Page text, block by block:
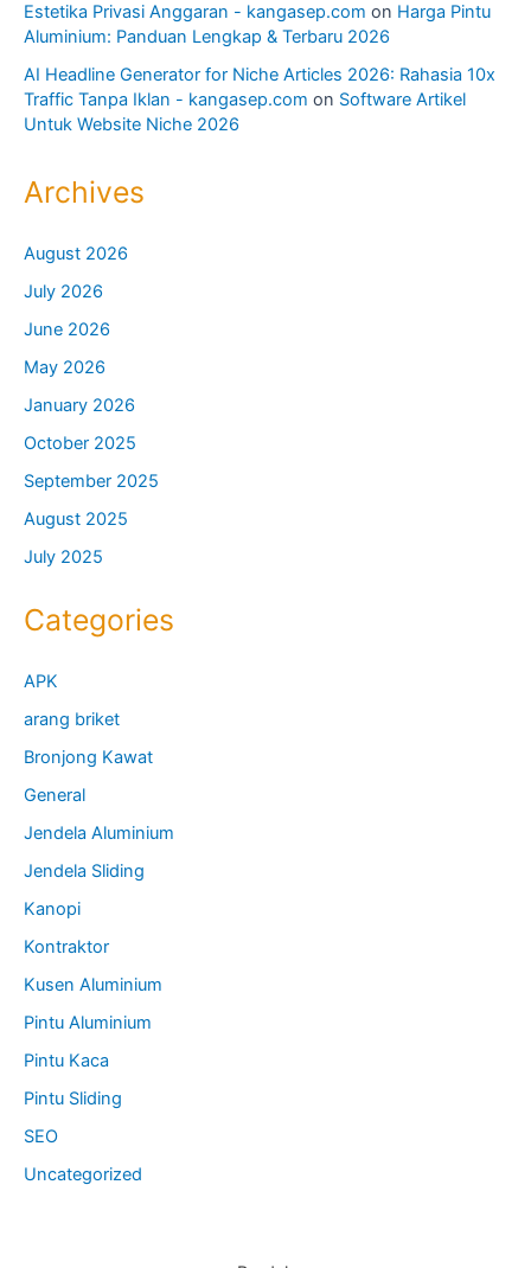
Estetika Privasi Anggaran - kangasep.com on Harga Pintu
Aluminium: Panduan Lengkap & Terbaru 2026
AI Headline Generator for Niche Articles 2026: Rahasia 10x
Traffic Tanpa Iklan - kangasep.com on Software Artikel
Untuk Website Niche 2026
Archives
August 2026
July 2026
June 2026
May 2026
January 2026
October 2025
September 2025
August 2025
July 2025
Categories
APK
arang briket
Bronjong Kawat
General
Jendela Aluminium
Jendela Sliding
Kanopi
Kontraktor
Kusen Aluminium
Pintu Aluminium
Pintu Kaca
Pintu Sliding
SEO
Uncategorized